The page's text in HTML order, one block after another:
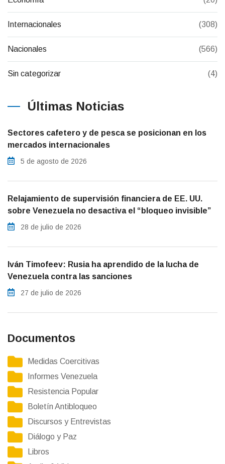
Internacionales (308)
Nacionales (566)
Sin categorizar (4)
Últimas Noticias
Sectores cafetero y de pesca se posicionan en los
mercados internacionales
5 de agosto de 2026
Relajamiento de supervisión financiera de EE. UU.
sobre Venezuela no desactiva el “bloqueo invisible”
28 de julio de 2026
Iván Timofeev: Rusia ha aprendido de la lucha de
Venezuela contra las sanciones
27 de julio de 2026
Documentos
Medidas Coercitivas
Informes Venezuela
Resistencia Popular
Boletín Antibloqueo
Discursos y Entrevistas
Diálogo y Paz
Libros